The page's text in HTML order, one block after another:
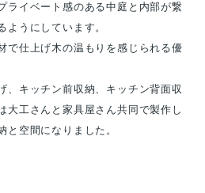
ライベート感のある中庭と内部が繋
ようにしています。
で仕上げ木の温もりを感じられる優
、キッチン前収納、キッチン背面収
大工さんと家具屋さん共同で製作し
と空間になりました。